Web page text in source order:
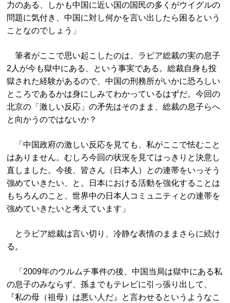
力のある、しかも中国に近い国の国民の多くがウイグルの
問題に気付き、中国に対し何かを言い出したら困るという
ことなのでしょう」
筆者がここで思い起こしたのは、ラビア総裁の実の息子
2人が今も獄中にある、という事実である。総裁自身も投
獄された経験があるので、中国の刑務所がいかに恐ろしい
ところであるかは身にしみてわかっているはずだ。今回の
北京の「激しい反応」の矛先はそのまま、総裁の息子らへ
と向かうのではないか？
「中国政府の激しい反応を見ても、私がここで怯むこと
はありません。むしろ今回の状況を見てはっきりと決意し
直しました。今後、皆さん（日本人）との連帯をいっそう
強めていきたい、と。日本における活動を強化することは
もちろんのこと、世界中の日本人コミュニティとの連帯を
強めていきたいと考えています」
とラビア総裁は言い切り、冷静な表情のままさらに続け
る。
「2009年のウルムチ事件の後、中国当局は獄中にある私
の息子のみならず、孫までもテレビに引っ張り出して、
『私の母（祖母）は悪い人だ』と言わせるというようなこ